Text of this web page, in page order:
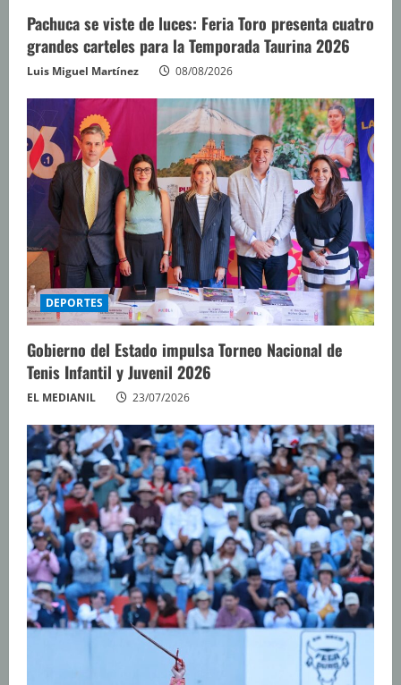
Pachuca se viste de luces: Feria Toro presenta cuatro
grandes carteles para la Temporada Taurina 2026
Luis Miguel Martínez 08/08/2026
DEPORTES
Gobierno del Estado impulsa Torneo Nacional de
Tenis Infantil y Juvenil 2026
EL MEDIANIL 23/07/2026